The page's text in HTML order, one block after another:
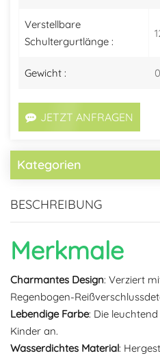
Verstellbare
Schultergurtlänge :
Gewicht :
JETZT ANFRAGEN
Kategorien
BESCHREIBUNG
Merkmale
Charmantes Design: Verziert
Regenbogen-
Lebendige Farbe: Die
Kinder an.
Wasserdichtes Material: